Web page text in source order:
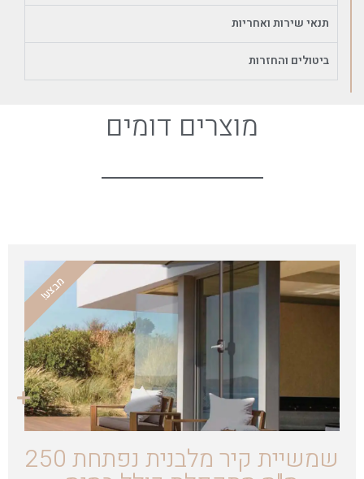
תנאי שירות ואחריות
ביטולים והחזרות
מוצרים דומים
מבצע!
שמשיית קיר מלבנית נפתחת 250